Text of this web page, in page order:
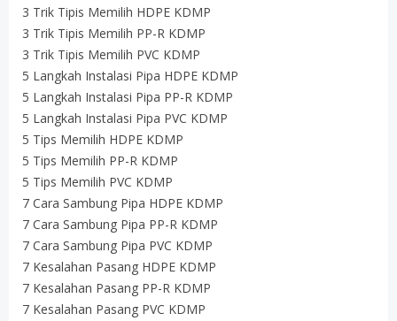
3 Trik Tipis Memilih HDPE KDMP
3 Trik Tipis Memilih PP-R KDMP
3 Trik Tipis Memilih PVC KDMP
5 Langkah Instalasi Pipa HDPE KDMP
5 Langkah Instalasi Pipa PP-R KDMP
5 Langkah Instalasi Pipa PVC KDMP
5 Tips Memilih HDPE KDMP
5 Tips Memilih PP-R KDMP
5 Tips Memilih PVC KDMP
7 Cara Sambung Pipa HDPE KDMP
7 Cara Sambung Pipa PP-R KDMP
7 Cara Sambung Pipa PVC KDMP
7 Kesalahan Pasang HDPE KDMP
7 Kesalahan Pasang PP-R KDMP
7 Kesalahan Pasang PVC KDMP